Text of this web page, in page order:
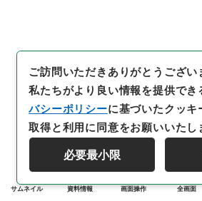
サムネイル 資料情報 画面操作 全画面
ご訪問いただきありがとうござい
私たちがより良い情報を提供でき
バシーポリシーに基づいたクッ
取得と利用に同意をお願いいたし
必要最小限